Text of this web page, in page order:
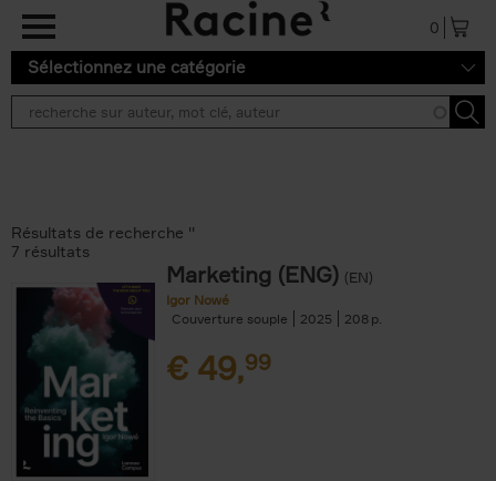
Aller au contenu principal
0
Sélectionnez une catégorie
Résultats de recherche ''
7 résultats
Marketing (ENG) (EN)
Igor Nowé
Couverture souple
2025 208
€ 49,99